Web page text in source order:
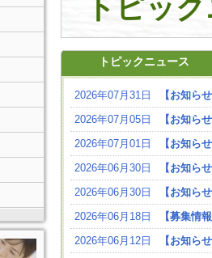
トピッ
トピックニュース
2026年07月31日
【お知ら
2026年07月05日
【お知ら
2026年07月01日
【お知ら
2026年06月30日
【お知ら
2026年06月30日
【お知ら
2026年06月18日
【募集情
2026年06月12日
【お知ら